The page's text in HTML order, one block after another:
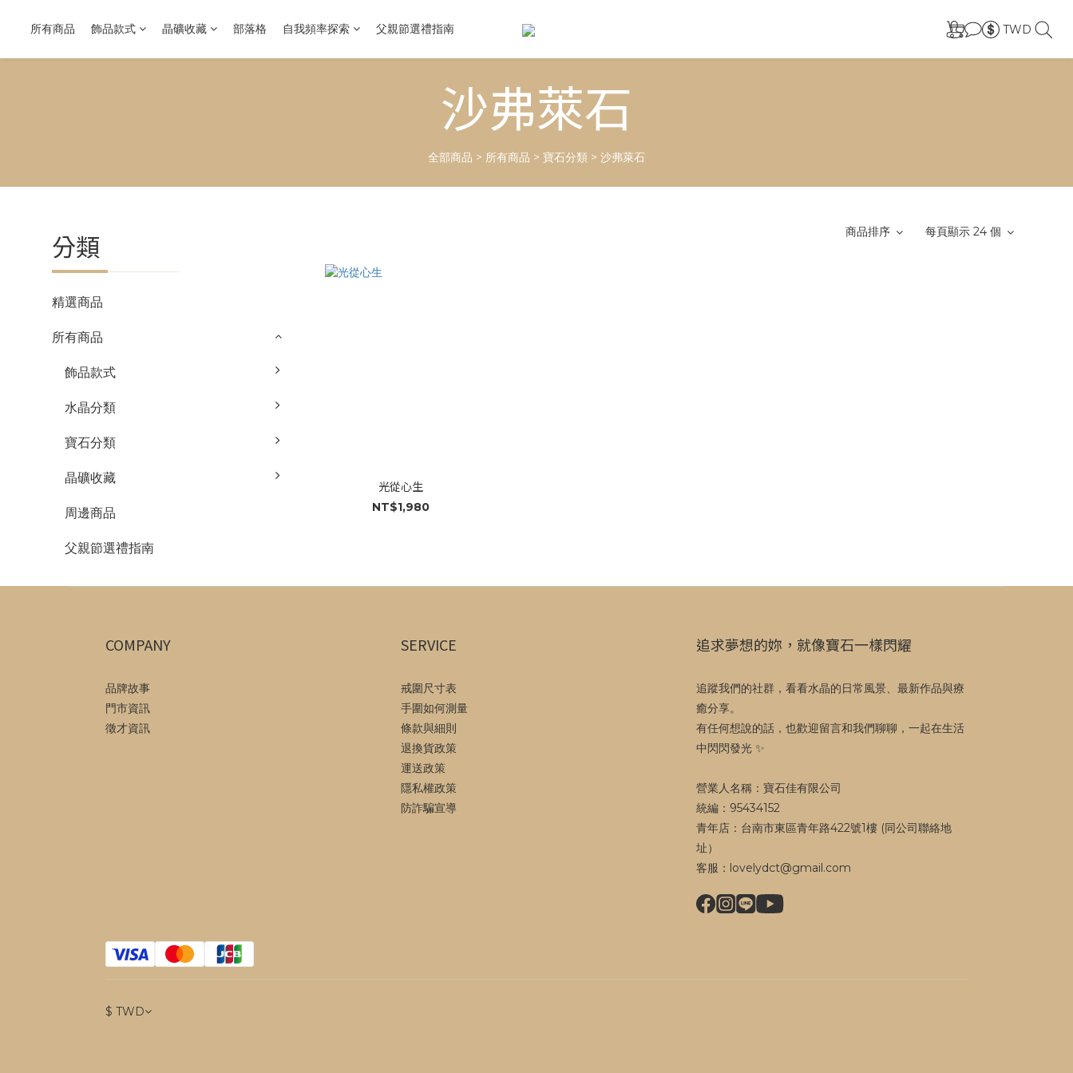
所有商品 飾品款式 晶礦收藏 部落格 自我頻率探索 父親節選禮指南 TWD
沙弗萊石
全部商品 > 所有商品 > 寶石分類 > 沙弗萊石
分類
精選商品
所有商品
飾品款式
水晶分類
寶石分類
晶礦收藏
周邊商品
父親節選禮指南
商品排序 每頁顯示 24 個
光從心生
NT$1,980
COMPANY
品牌故事
門市資訊
徵才資訊
SERVICE
戒圍尺寸表
手圍如何測量
條款與細則
退換貨政策
運送政策
隱私權政策
防詐騙宣導
追求夢想的妳，就像寶石一樣閃耀
追蹤我們的社群，看看水晶的日常風景、最新作品與療
癒分享。
有任何想說的話，也歡迎留言和我們聊聊，一起在生活
中閃閃發光 ✨
營業人名稱：寶石佳有限公司
統編：95434152
青年店：台南市東區青年路422號1樓 (同公司聯絡地
址）
客服：lovelydct@gmail.com
$ TWD